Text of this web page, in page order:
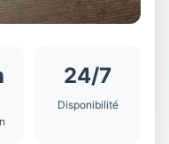
24/7
Disponibilité